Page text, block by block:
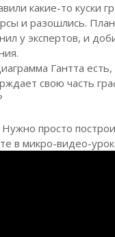
какие-то куски
и разошлись.
у экспертов, и
Гантта
свою часть
Нужно просто
в микро-видео-